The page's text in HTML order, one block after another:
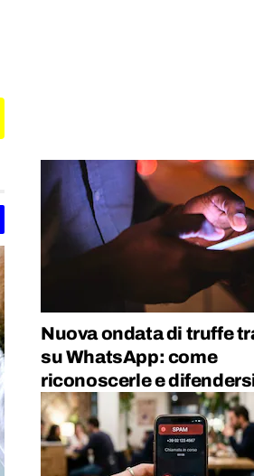
Nuova ondata di truffe
su WhatsApp: come
riconoscerle e